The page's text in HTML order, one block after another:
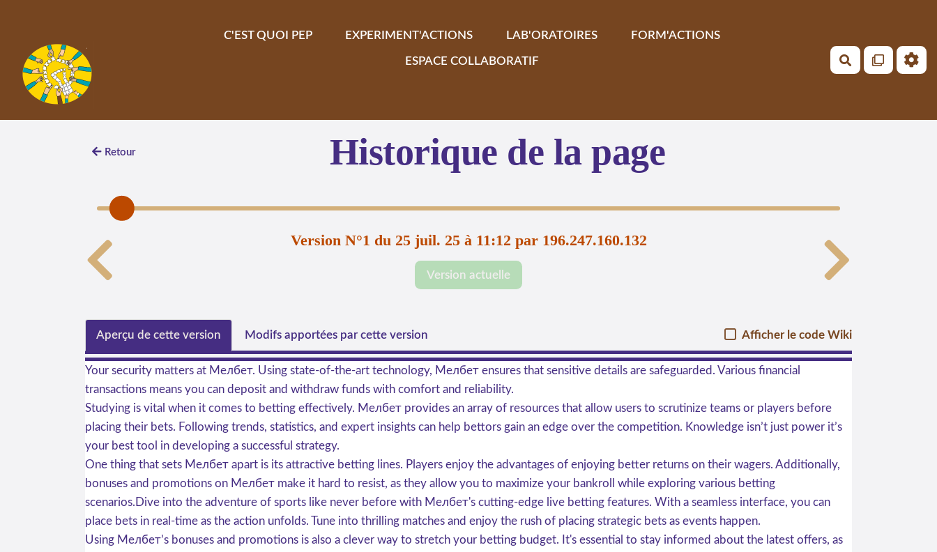
C'EST QUOI PEP
EXPERIMENT'ACTIONS LAB'ORATOIRES FORM'ACTIONS
ESPACE COLLABORATIF Rechercher
Retour Historique de la page
Version N°1 du 25 juil. 25 à 11:12 par 196.247.160.132
Version actuelle
Aperçu de cette version Modifs apportées par cette version Afficher le code Wiki